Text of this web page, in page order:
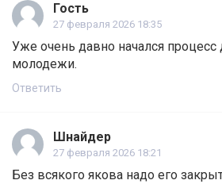
Гость
27 февраля 2026 18:35
Уже очень давно начался процесс
молодежи.
Ответить
Шнайдер
27 февраля 2026 18:21
Без всякого якова надо его